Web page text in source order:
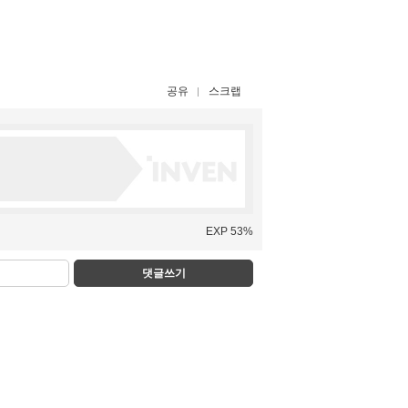
공유 스크랩
EXP 53%
댓글쓰기